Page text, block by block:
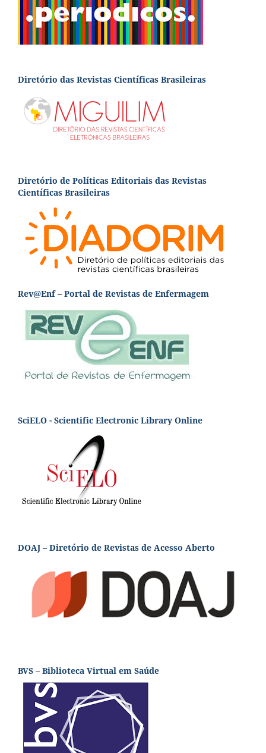
Diretório das Revistas Científicas Brasileiras
Diretório de Políticas Editoriais das Revistas
Científicas Brasileiras
Rev@Enf – Portal de Revistas de Enfermagem
SciELO - Scientific Electronic Library Online
DOAJ – Diretório de Revistas de Acesso Aberto
BVS – Biblioteca Virtual em Saúde